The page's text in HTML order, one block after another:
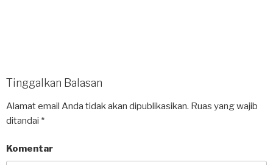
Tinggalkan Balasan
Alamat email Anda tidak akan dipublikasikan. Ruas yang wajib
ditandai *
Komentar